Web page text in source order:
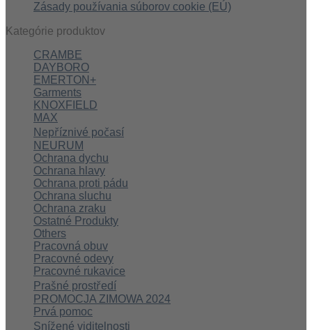
Zásady používania súborov cookie (EÚ)
Kategórie produktov
CRAMBE
DAYBORO
EMERTON+
Garments
KNOXFIELD
MAX
Nepříznivé počasí
NEURUM
Ochrana dychu
Ochrana hlavy
Ochrana proti pádu
Ochrana sluchu
Ochrana zraku
Ostatné Produkty
Others
Pracovná obuv
Pracovné odevy
Pracovné rukavice
Prašné prostředí
PROMOCJA ZIMOWA 2024
Prvá pomoc
Snížené viditelnosti